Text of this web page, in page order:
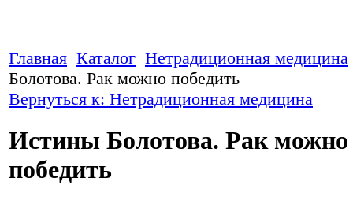
Главная Каталог Нетрадиционная медицина
Болотова. Рак можно победить
Вернуться к: Нетрадиционная медицина
Истины Болотова. Рак можно
победить